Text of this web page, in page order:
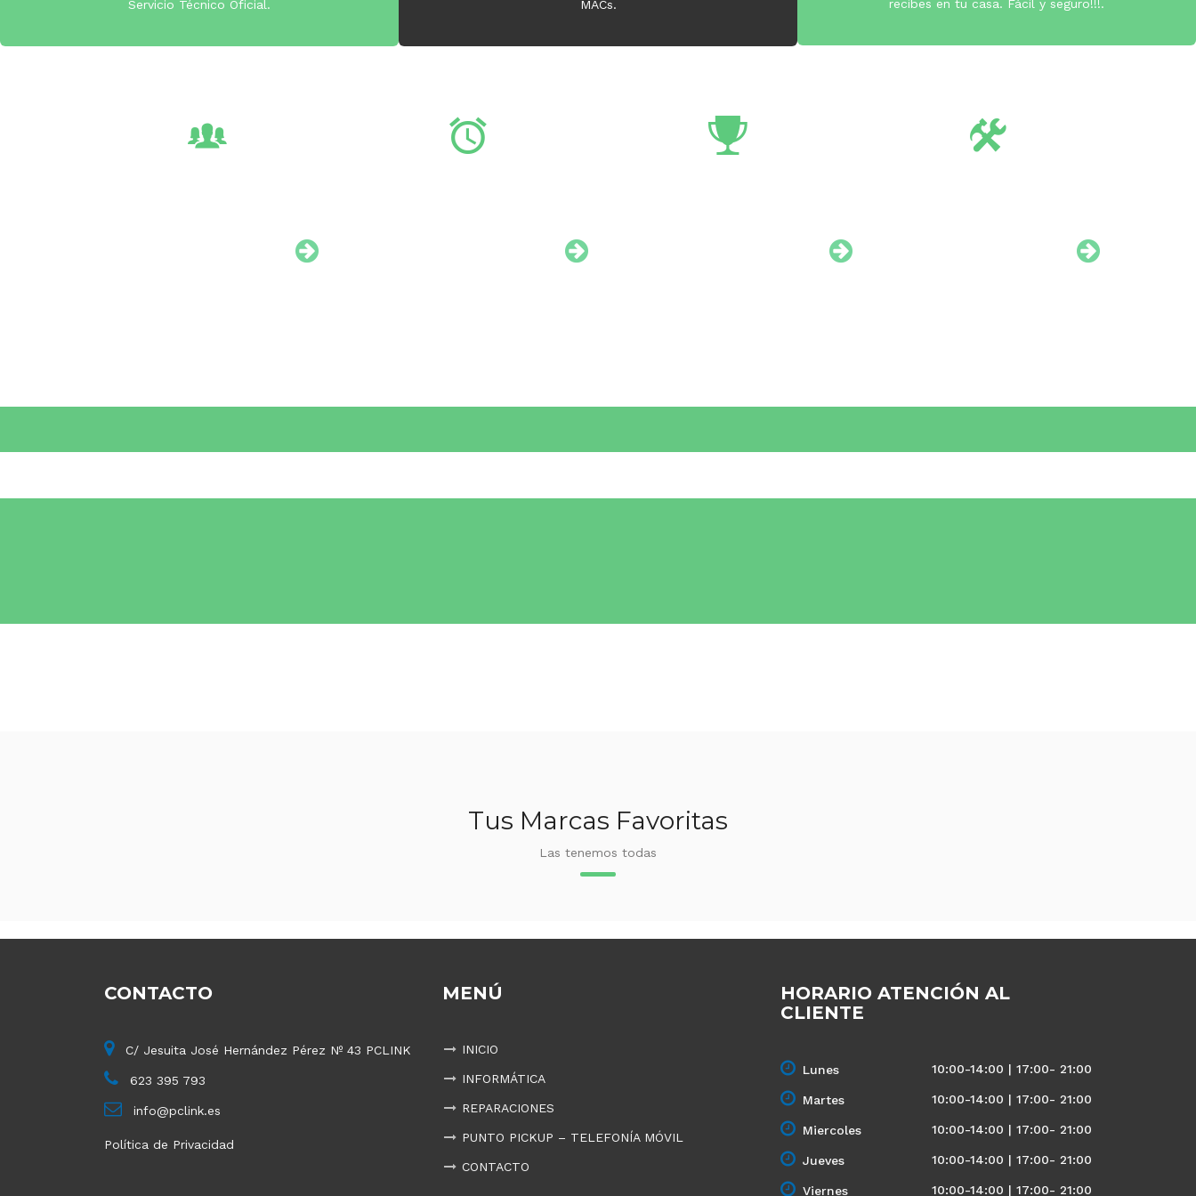
Servicio Técnico Oficial.
MACs.
recibes en tu casa. Fácil y seguro!!!.
Tus Marcas Favoritas
Las tenemos todas
CONTACTO
C/ Jesuita José Hernández Pérez Nº 43 PCLINK
623 395 793
info@pclink.es
Política de Privacidad
MENÚ
INICIO
INFORMÁTICA
REPARACIONES
PUNTO PICKUP – TELEFONÍA MÓVIL
CONTACTO
HORARIO ATENCIÓN AL
CLIENTE
Lunes 10:00-14:00 | 17:00- 21:00
Martes 10:00-14:00 | 17:00- 21:00
Miercoles 10:00-14:00 | 17:00- 21:00
Jueves 10:00-14:00 | 17:00- 21:00
Viernes 10:00-14:00 | 17:00- 21:00